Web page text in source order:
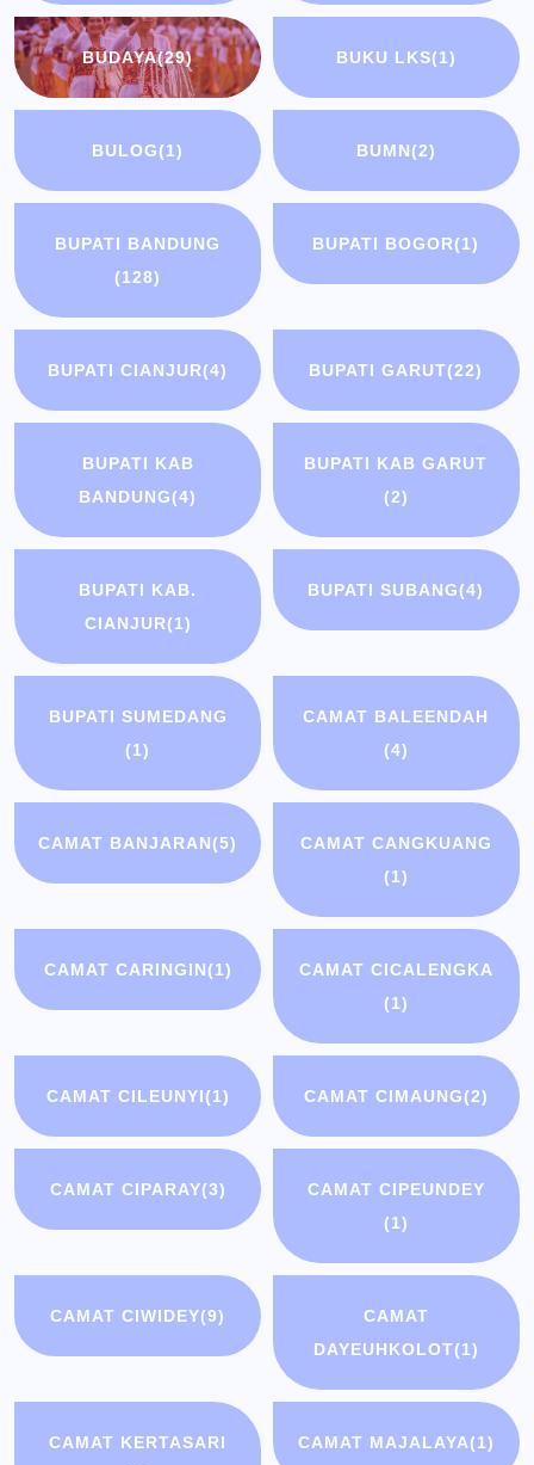
BUDAYA(29) BUKU LKS(1)
BULOG(1) BUMN(2)
BUPATI BANDUNG
(128)
BUPATI BOGOR(1)
BUPATI CIANJUR(4) BUPATI GARUT(22)
BUPATI KAB
BANDUNG(4)
BUPATI KAB GARUT
(2)
BUPATI KAB.
CIANJUR(1)
BUPATI SUBANG(4)
BUPATI SUMEDANG
(1)
CAMAT BALEENDAH
(4)
CAMAT BANJARAN(5)
CAMAT CANGKUANG
(1)
CAMAT CARINGIN(1)
CAMAT CICALENGKA
(1)
CAMAT CILEUNYI(1) CAMAT CIMAUNG(2)
CAMAT CIPARAY(3)
CAMAT CIPEUNDEY
(1)
CAMAT CIWIDEY(9)
CAMAT
DAYEUHKOLOT(1)
CAMAT KERTASARI
CAMAT MAJALAYA(1)